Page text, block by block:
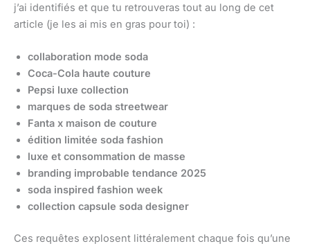
j’ai identifiés et que tu retrouveras tout au long de cet
article (je les ai mis en gras pour toi) :
collaboration mode soda
Coca-Cola haute couture
Pepsi luxe collection
marques de soda streetwear
Fanta x maison de couture
édition limitée soda fashion
luxe et consommation de masse
branding improbable tendance 2025
soda inspired fashion week
collection capsule soda designer
Ces requêtes explosent littéralement chaque fois qu’une